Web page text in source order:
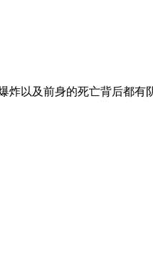
炸以及前身的死亡背后都有